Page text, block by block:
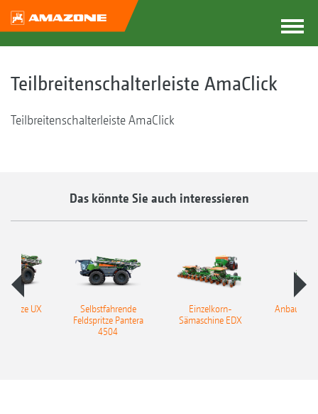
Teilbreitenschalterleiste AmaClick
Teilbreitenschalterleiste AmaClick
Das könnte Sie auch interessieren
UX
Selbstfahrende
Feldspritze Pantera
4504
Einzelkorn-
Sämaschine EDX